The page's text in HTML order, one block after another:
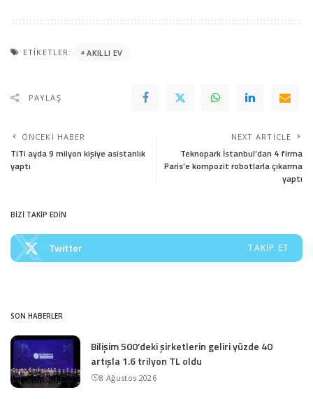
ETIKETLER: AKILLI EV
PAYLAŞ
ÖNCEKI HABER
TiTi ayda 9 milyon kişiye asistanlık
yaptı
NEXT ARTICLE
Teknopark İstanbul’dan 4 firma
Paris’e kompozit robotlarla çıkarma
yaptı
BİZİ TAKİP EDİN
Twitter TAKIP ET
SON HABERLER
Bilişim 500’deki şirketlerin geliri yüzde 40
artışla 1.6 trilyon TL oldu
8 Ağustos 2026